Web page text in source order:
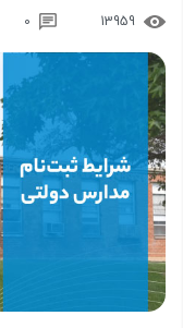
13959
0